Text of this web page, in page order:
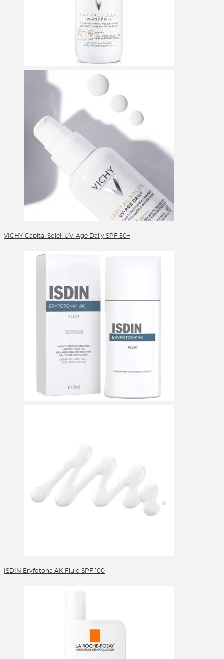
VICHY Capital Soleil UV-Age Daily SPF 50+
ISDIN Eryfotona AK Fluid SPF 100